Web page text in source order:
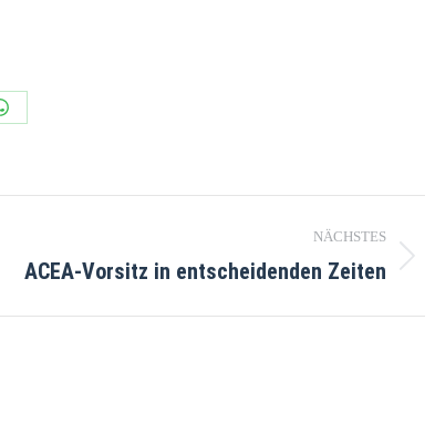
NÄCHSTES
ACEA-Vorsitz in entscheidenden Zeiten